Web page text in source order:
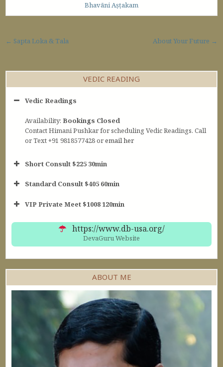
Bhavāni Aṣṭakam
Post navigation About Your Future →
← Sapta Loka & Tala
VEDIC READING
Vedic Readings
Availability:Bookings Closed
Contact Himani Pushkar for scheduling Vedic Readings. Call
or Text +91 9818577428 oremail her
Short Consult $225 30min
30min $252
Standard Consult $405 60min
60min $405
VIP Private Meet $1008 120min
https://www.db-usa.org/
DevaGuru Website
ABOUT ME